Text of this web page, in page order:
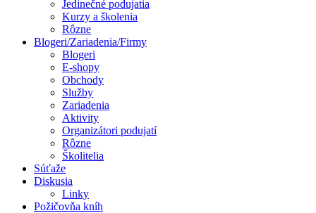
Jedinečné podujatia
Kurzy a školenia
Rôzne
Blogeri/Zariadenia/Firmy
Blogeri
E-shopy
Obchody
Služby
Zariadenia
Aktivity
Organizátori podujatí
Rôzne
Školitelia
Súťaže
Diskusia
Linky
Požičovňa kníh